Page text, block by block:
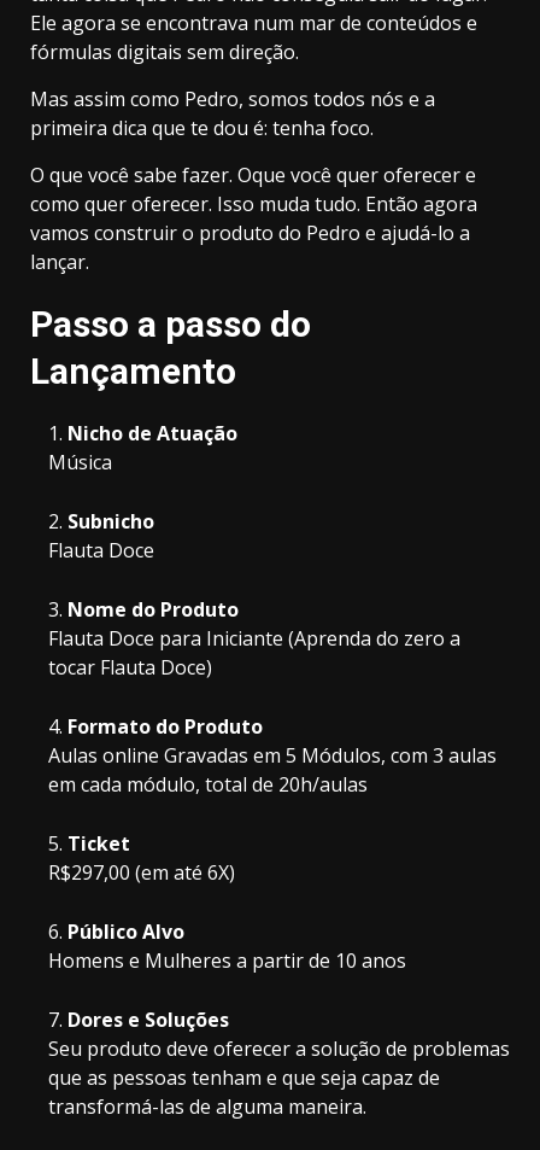
Ele agora se encontrava num mar de conteúdos e
fórmulas digitais sem direção.
Mas assim como Pedro, somos todos nós e a
primeira dica que te dou é: tenha foco.
O que você sabe fazer. Oque você quer oferecer e
como quer oferecer. Isso muda tudo. Então agora
vamos construir o produto do Pedro e ajudá-lo a
lançar.
Passo a passo do
Lançamento
Nicho de Atuação
Música
Subnicho
Flauta Doce
Nome do Produto
Flauta Doce para Iniciante (Aprenda do zero a
tocar Flauta Doce)
Formato do Produto
Aulas online Gravadas em 5 Módulos, com 3 aulas
em cada módulo, total de 20h/aulas
Ticket
R$297,00 (em até 6X)
Público Alvo
Homens e Mulheres a partir de 10 anos
Dores e Soluções
Seu produto deve oferecer a solução de problemas
que as pessoas tenham e que seja capaz de
transformá-las de alguma maneira.